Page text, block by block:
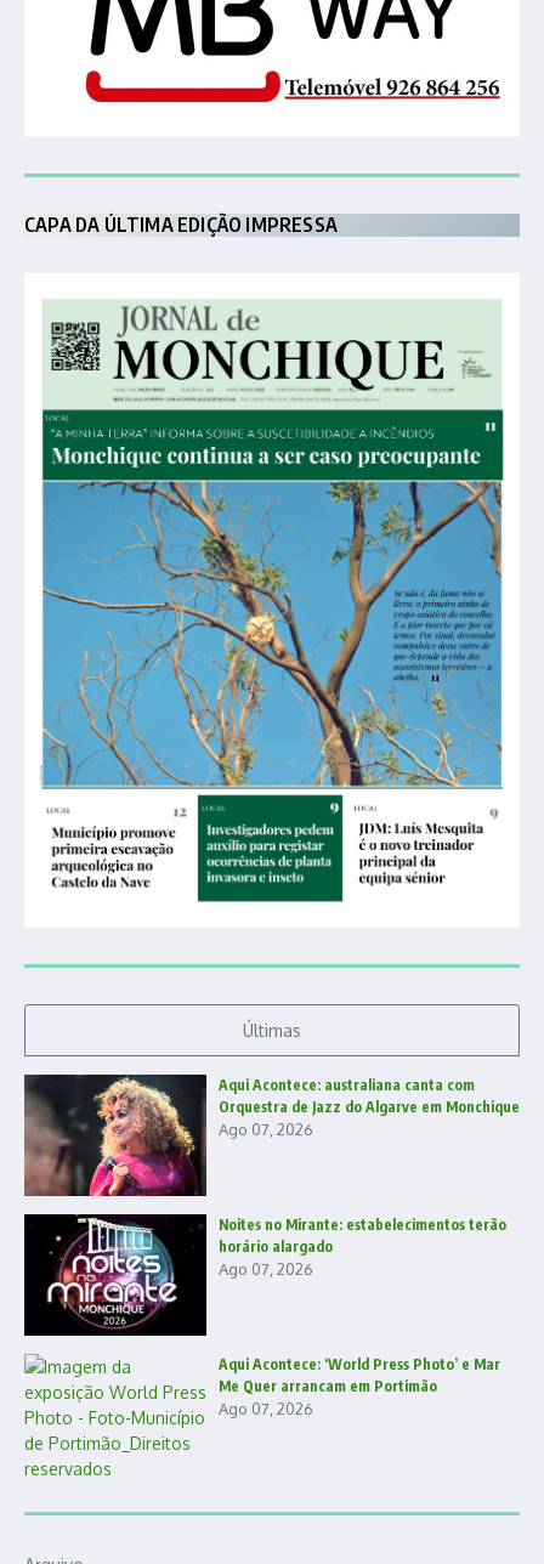
CAPA DA ÚLTIMA EDIÇÃO IMPRESSA
Últimas
Aqui Acontece: australiana canta com
Orquestra de Jazz do Algarve em Monchique
Ago 07, 2026
Noites no Mirante: estabelecimentos terão
horário alargado
Ago 07, 2026
Aqui Acontece: ‘World Press Photo’ e Mar
Me Quer arrancam em Portimão
Ago 07, 2026